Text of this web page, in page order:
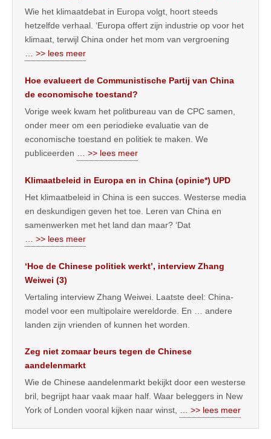
Wie het klimaatdebat in Europa volgt, hoort steeds
hetzelfde verhaal. ‘Europa offert zijn industrie op voor het
klimaat, terwijl China onder het mom van vergroening
… >> lees meer
Hoe evalueert de Communistische Partij van China
de economische toestand?
Vorige week kwam het politbureau van de CPC samen,
onder meer om een periodieke evaluatie van de
economische toestand en politiek te maken. We
publiceerden
… >> lees meer
Klimaatbeleid in Europa en in China (opinie*) UPD
Het klimaatbeleid in China is een succes. Westerse media
en deskundigen geven het toe. Leren van China en
samenwerken met het land dan maar? ‘Dat
… >> lees meer
‘Hoe de Chinese politiek werkt’, interview Zhang
Weiwei (3)
Vertaling interview Zhang Weiwei. Laatste deel: China-
model voor een multipolaire wereldorde. En … andere
landen zijn vrienden of kunnen het worden.
Zeg niet zomaar beurs tegen de Chinese
aandelenmarkt
Wie de Chinese aandelenmarkt bekijkt door een westerse
bril, begrijpt haar vaak maar half. Waar beleggers in New
York of Londen vooral kijken naar winst,
… >> lees meer